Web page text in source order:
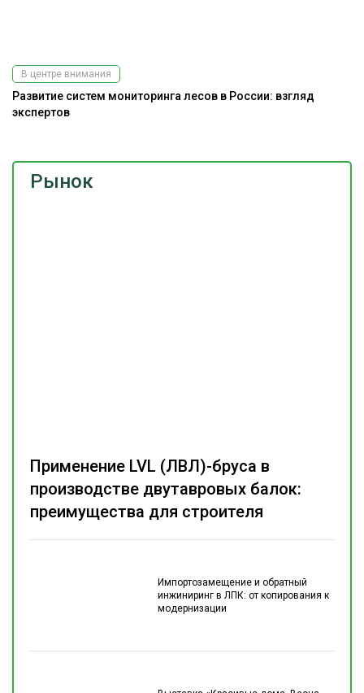
Рынок
Импортозамещение и обратный
инжиниринг в ЛПК: от копирования к
модернизации
Применение LVL (ЛВЛ)-бруса в
производстве двутавровых балок:
преимущества для строителя
В центре внимания
Развитие систем мониторинга лесов в России: взгляд
экспертов